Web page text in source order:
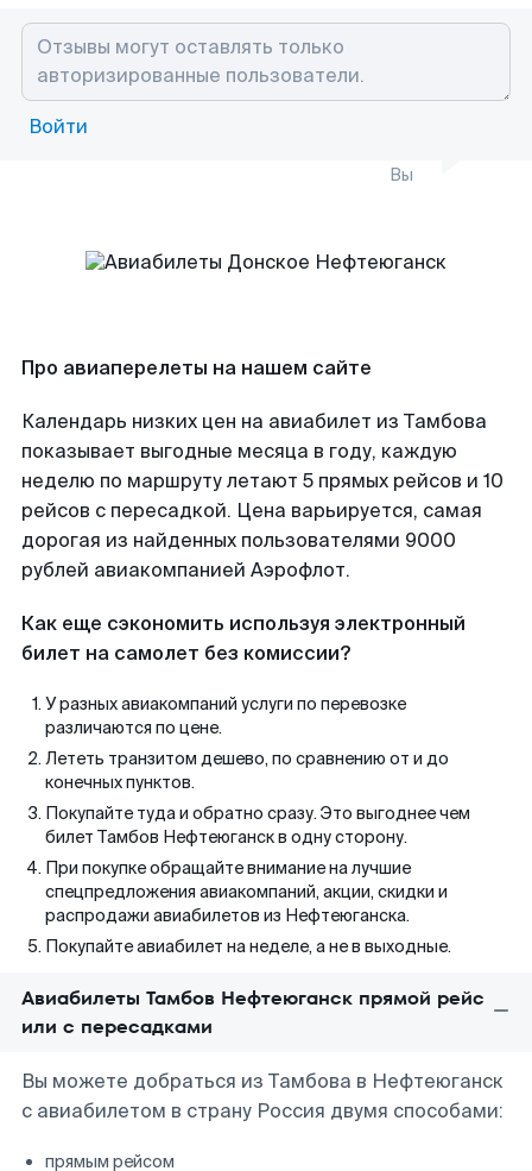
Войти
Вы
Про авиаперелеты на нашем сайте
Календарь низких цен на авиабилет из Тамбова
показывает выгодные месяца в году, каждую
неделю по маршруту летают 5 прямых рейсов и 10
рейсов с пересадкой. Цена варьируется, самая
дорогая из найденных пользователями 9000
рублей авиакомпанией Аэрофлот.
Как еще сэкономить используя электронный
билет на самолет без комиссии?
У разных авиакомпаний услуги по перевозке
различаются по цене.
Лететь транзитом дешево, по сравнению от и до
конечных пунктов.
Покупайте туда и обратно сразу. Это выгоднее чем
билет Тамбов Нефтеюганск в одну сторону.
При покупке обращайте внимание на лучшие
спецпредложения авиакомпаний, акции, скидки и
распродажи авиабилетов из Нефтеюганска.
Покупайте авиабилет на неделе, а не в выходные.
Авиабилеты Тамбов Нефтеюганск прямой рейс
или с пересадками
Вы можете добраться из Тамбова в Нефтеюганск
с авиабилетом в страну Россия двумя способами:
прямым рейсом